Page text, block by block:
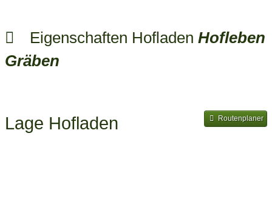
Eigenschaften Hofladen Hofleben
Gräben
Lage Hofladen Routenplaner